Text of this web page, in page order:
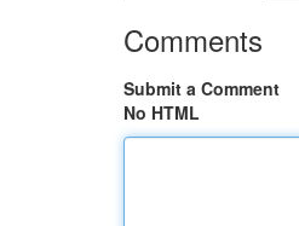
Comments
Submit a Comment
No HTML